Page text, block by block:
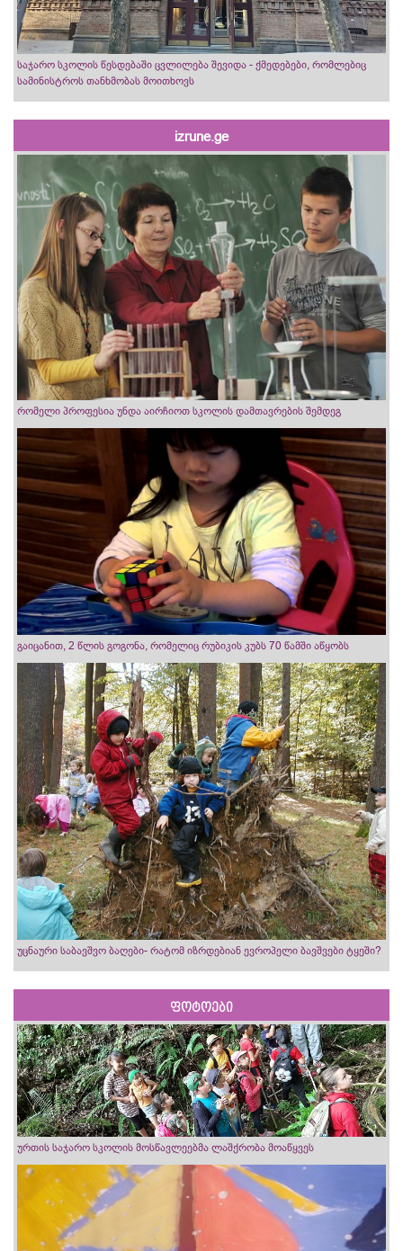
საჯარო სკოლის წესდებაში ცვლილება შევიდა - ქმედებები, რომლებიც
სამინისტროს თანხმობას მოითხოვს
izrune.ge
რომელი პროფესია უნდა აირჩიოთ სკოლის დამთავრების შემდეგ
გაიცანით, 2 წლის გოგონა, რომელიც რუბიკის კუბს 70 წამში აწყობს
უცნაური საბავშვო ბაღები- რატომ იზრდებიან ევროპელი ბავშვები ტყეში?
ფოტოები
ურთის საჯარო სკოლის მოსწავლეებმა ლაშქრობა მოაწყვეს